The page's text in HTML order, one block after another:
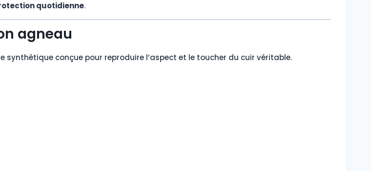
quotidienne.
agneau
synthétique conçue pour reproduire l’aspect et le toucher du cuir véritable.